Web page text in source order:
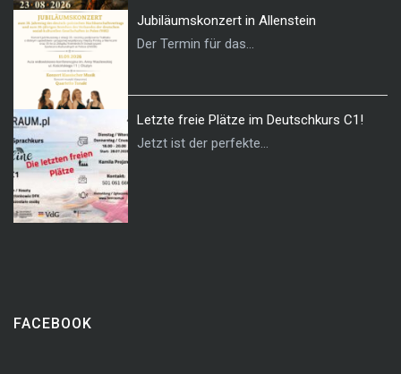
Jubiläumskonzert in Allenstein
Der Termin für das...
Letzte freie Plätze im Deutschkurs C1!
Jetzt ist der perfekte...
FACEBOOK